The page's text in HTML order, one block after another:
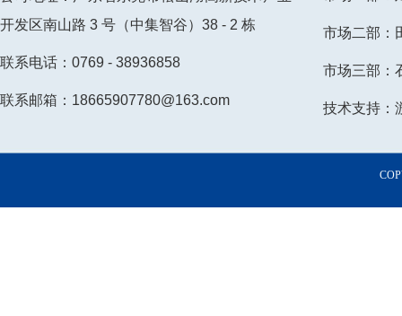
市场二部：
市场三部：
技术支持：
开发区南山路 3 号（中集智谷）38 - 2 栋
联系电话：0769 - 38936858
联系邮箱：18665907780@163.com